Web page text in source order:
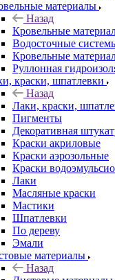
материалы
Назад
Кровельные
Водосточные
Кровельные
Руллонная
краски, шпатлевки
Назад
Лаки, краски,
Пигменты
Декоративная
Краски акриловые
Краски аэрозольные
Краски
Лаки
Масляные краски
Мастики
Шпатлевки
По дереву
Эмали
материалы
Назад